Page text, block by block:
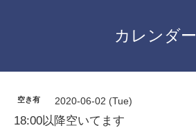
カレンダー
空き有 2020-06-02 (Tue)
18:00以降空いてます